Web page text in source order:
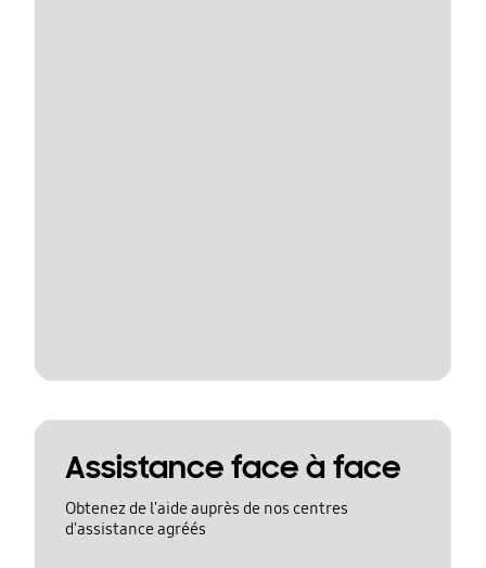
Assistance face à face
Obtenez de l'aide auprès de nos centres
d'assistance agréés